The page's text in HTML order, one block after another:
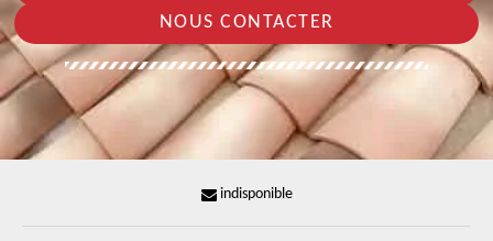
NOUS CONTACTER
indisponible